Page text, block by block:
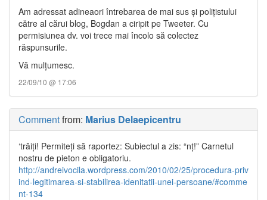
Am adressat adineaori întrebarea de mai sus şi poliţistului
către al cărui blog, Bogdan a ciripit pe Tweeter. Cu
permisiunea dv. voi trece mai încolo să colectez
răspunsurile.
Vă mulţumesc.
22/09/10 @ 17:06
Commentfrom: Marius Delaepicentru
‘trăiţi! Permiteţi să raportez: Subiectul a zis: “nţ!” Carnetul
nostru de pieton e obligatoriu.
http://andreivocila.wordpress.com/2010/02/25/procedura-priv
ind-legitimarea-si-stabilirea-idenitatii-unei-persoane/#comme
nt-134